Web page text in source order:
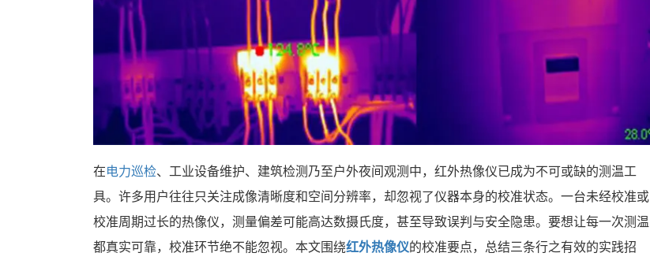
在电力巡检、工业设备维护、建筑检测乃至户外夜间观测中，红外热像仪已成为不可或缺的测温工
具。许多用户往往只关注成像清晰度和空间分辨率，却忽视了仪器本身的校准状态。一台未经校准或
校准周期过长的热像仪，测量偏差可能高达数摄氏度，甚至导致误判与安全隐患。要想让每一次测温
都真实可靠，校准环节绝不能忽视。本文围绕红外热像仪的校准要点，总结三条行之有效的实践招